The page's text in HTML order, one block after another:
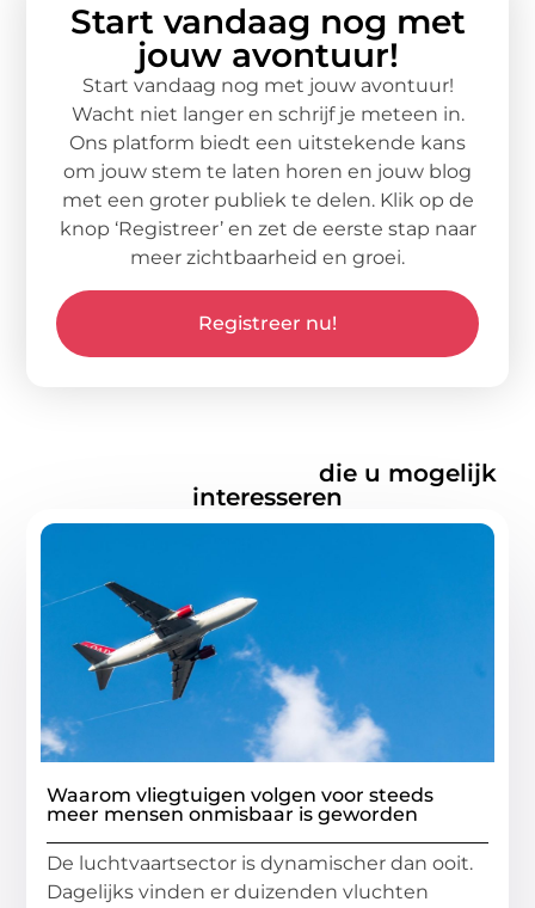
Start vandaag nog met
jouw avontuur!
Start vandaag nog met jouw avontuur!
Wacht niet langer en schrijf je meteen in.
Ons platform biedt een uitstekende kans
om jouw stem te laten horen en jouw blog
met een groter publiek te delen. Klik op de
knop ‘Registreer’ en zet de eerste stap naar
meer zichtbaarheid en groei.
Registreer nu!
die u mogelijk
interesseren
Waarom vliegtuigen volgen voor steeds
meer mensen onmisbaar is geworden
De luchtvaartsector is dynamischer dan ooit.
Dagelijks vinden er duizenden vluchten